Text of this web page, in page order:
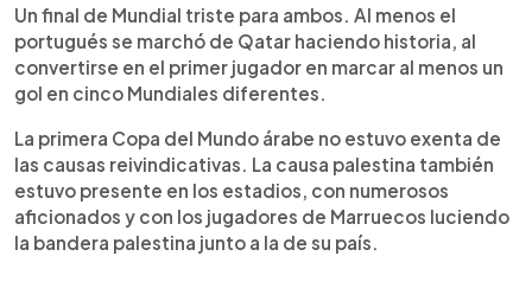
Un final de Mundial triste para ambos. Al menos el
portugués se marchó de Qatar haciendo historia, al
convertirse en el primer jugador en marcar al menos un
gol en cinco Mundiales diferentes.
La primera Copa del Mundo árabe no estuvo exenta de
las causas reivindicativas. La causa palestina también
estuvo presente en los estadios, con numerosos
aficionados y con los jugadores de Marruecos luciendo
la bandera palestina junto a la de su país.